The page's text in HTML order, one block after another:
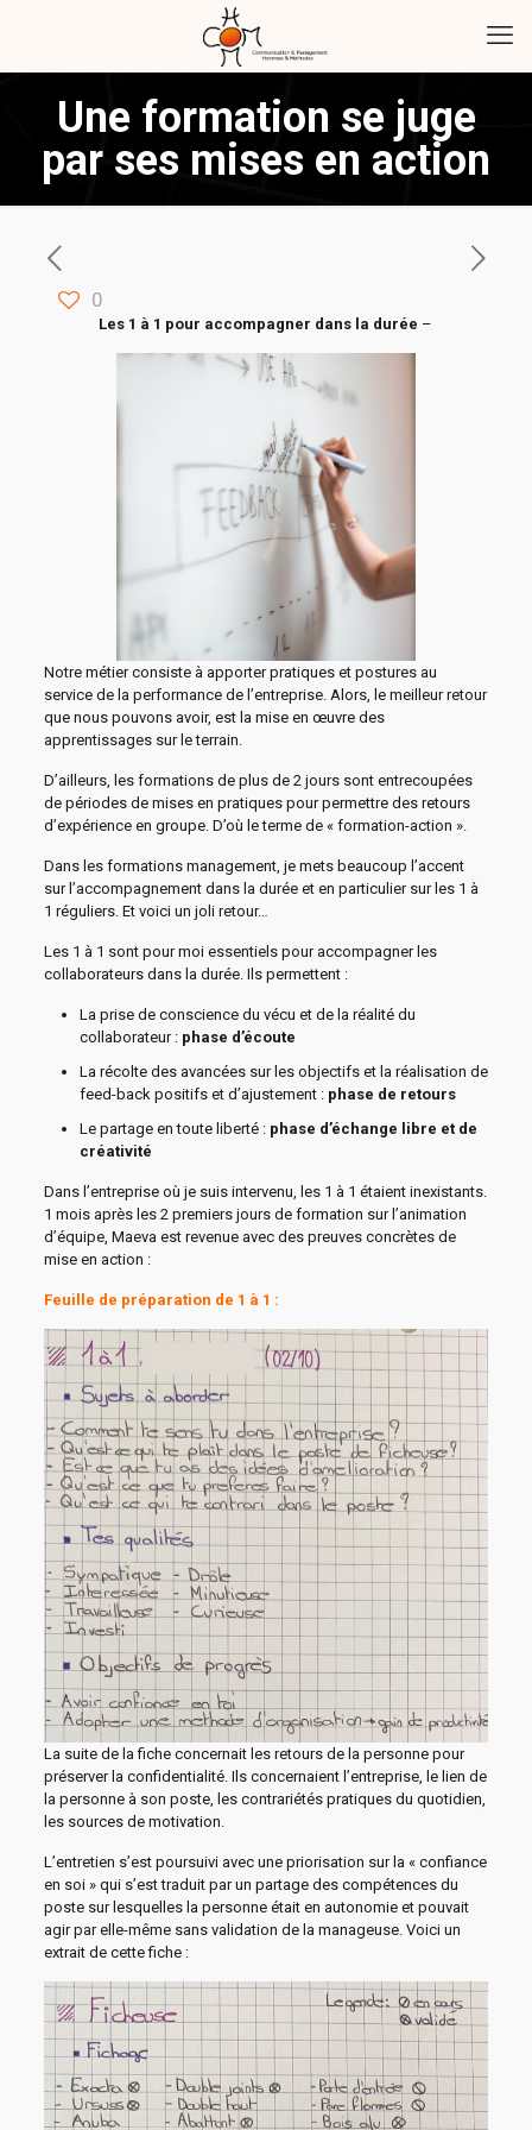
Une formation se juge
par ses mises en action
0
Les 1 à 1 pour accompagner dans la durée –
Notre métier consiste à apporter pratiques et postures au
service de la performance de l’entreprise. Alors, le meilleur retour
que nous pouvons avoir, est la mise en œuvre des
apprentissages sur le terrain.
D’ailleurs, les formations de plus de 2 jours sont entrecoupées
de périodes de mises en pratiques pour permettre des retours
d’expérience en groupe. D’où le terme de « formation-action ».
Dans les formations management, je mets beaucoup l’accent
sur l’accompagnement dans la durée et en particulier sur les 1 à
1 réguliers. Et voici un joli retour…
Les 1 à 1 sont pour moi essentiels pour accompagner les
collaborateurs dans la durée. Ils permettent :
La prise de conscience du vécu et de la réalité du
collaborateur : phase d’écoute
La récolte des avancées sur les objectifs et la réalisation de
feed-back positifs et d’ajustement : phase de retours
Le partage en toute liberté : phase d’échange libre et de
créativité
Dans l’entreprise où je suis intervenu, les 1 à 1 étaient inexistants.
1 mois après les 2 premiers jours de formation sur l’animation
d’équipe, Maeva est revenue avec des preuves concrètes de
mise en action :
Feuille de préparation de 1 à 1 :
La suite de la fiche concernait les retours de la personne pour
préserver la confidentialité. Ils concernaient l’entreprise, le lien de
la personne à son poste, les contrariétés pratiques du quotidien,
les sources de motivation.
L’entretien s’est poursuivi avec une priorisation sur la « confiance
en soi » qui s’est traduit par un partage des compétences du
poste sur lesquelles la personne était en autonomie et pouvait
agir par elle-même sans validation de la manageuse. Voici un
extrait de cette fiche :